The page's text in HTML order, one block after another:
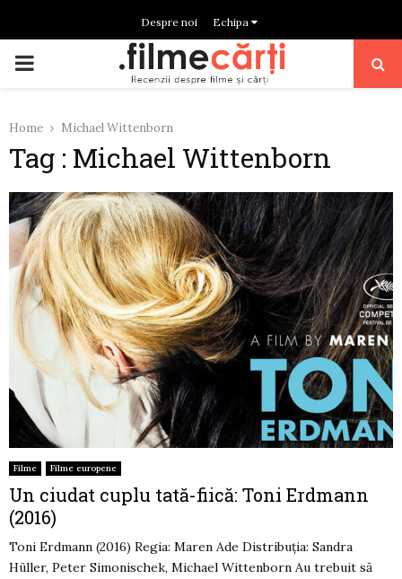
Despre noi Echipa
PRIMARY
Home Michael Wittenborn
Tag : Michael Wittenborn
Filme Filme europene
Un ciudat cuplu tată-fiică: Toni Erdmann
(2016)
Toni Erdmann (2016) Regia: Maren Ade Distribuția: Sandra
Hüller, Peter Simonischek, Michael Wittenborn Au trebuit să